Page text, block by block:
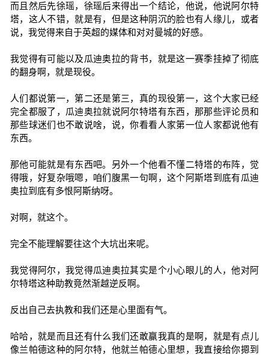
而且然后先徐瑶，徐瑶后来得出一个结论，他说，他说阿尔特
塔，这人不错，就是有，但是这种阴沉的脸也有人缘儿，或者
说，我觉得来自于英超的媒体和对对曼城的好感。
我觉得有可能以及瓜迪奥拉的背书，就是这一赛季挂掉了彻底
的翻身啊，就是现役。
人们都说第一，第二还是第三，真的现役第一，这个大家已经
完全都服了，瓜迪奥拉就说阿尔特塔有东西，那那些评论员和
那些球迷们也不敢说啥，说，你看看人家第一位人家都说他有
东西。
那他可能就是有东西吧。另外一个他看不懂二特塔的布阵，觉
得哦，好复杂哦嗯，咱们腹黑一句啊，这个阿斯塔到底有瓜迪
奥拉到底有多恨阿斯纳呀。
对啊，就这个。
完全不能理解要往这个大坑出来呢。
我觉得阿尔，我觉得瓜迪奥拉其实是个小心眼儿的人，他对阿
尔特塔这种助教竟然渐越逆反啊。
反出自己去执教和我们还是心里面有气。
哈哈，就是而且还有什么我们还敢赢我真的是啊，就是有点儿
像兰帕德这种的阿尔特，他就兰帕德心里想，我直接给你摁到